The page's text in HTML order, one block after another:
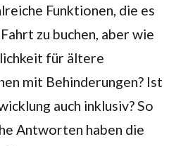
Funktionen, die es
zu buchen, aber wie
für ältere
mit Behinderungen? Ist
auch inklusiv? So
Antworten haben die